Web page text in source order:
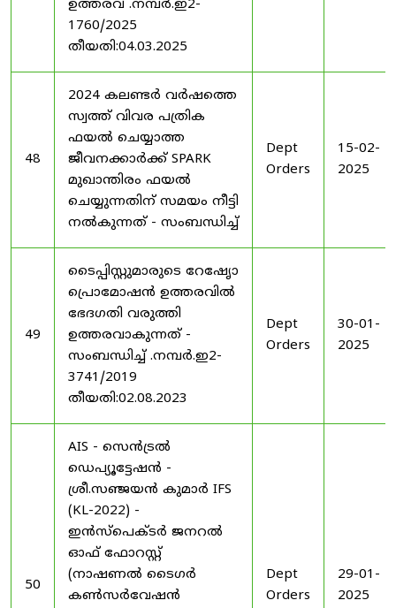
ഉത്തരവ് .നമ്പർ.ഇ2-
1760/2025
തീയതി:04.03.2025
48
2024 കലണ്ടർ വർഷത്തെ
സ്വത്ത് വിവര പത്രിക
ഫയൽ ചെയ്യാത്ത
ജീവനക്കാർക്ക് SPARK
മുഖാന്തിരം ഫയൽ
ചെയ്യുന്നതിന് സമയം നീട്ടി
നൽകുന്നത് - സംബന്ധിച്ച്
Dept
Orders
15-02-
2025
49
ടൈപ്പിസ്റ്റുമാരുടെ റേഷേൃാ
പ്രൊമോഷൻ ഉത്തരവിൽ
ഭേദഗതി വരുത്തി
ഉത്തരവാകുന്നത് -
സംബന്ധിച്ച് .നമ്പർ.ഇ2-
3741/2019
തീയതി:02.08.2023
Dept
Orders
30-01-
2025
50
AIS - സെൻട്രൽ
ഡെപ്യൂട്ടേഷൻ -
ശ്രീ.സഞ്ജയൻ കുമാർ IFS
(KL-2022) -
ഇൻസ്പെക്ടർ ജനറൽ
ഓഫ് ഫോറസ്റ്റ്
(നാഷണൽ ടൈഗർ
കൺസർവേഷൻ
Dept
Orders
29-01-
2025